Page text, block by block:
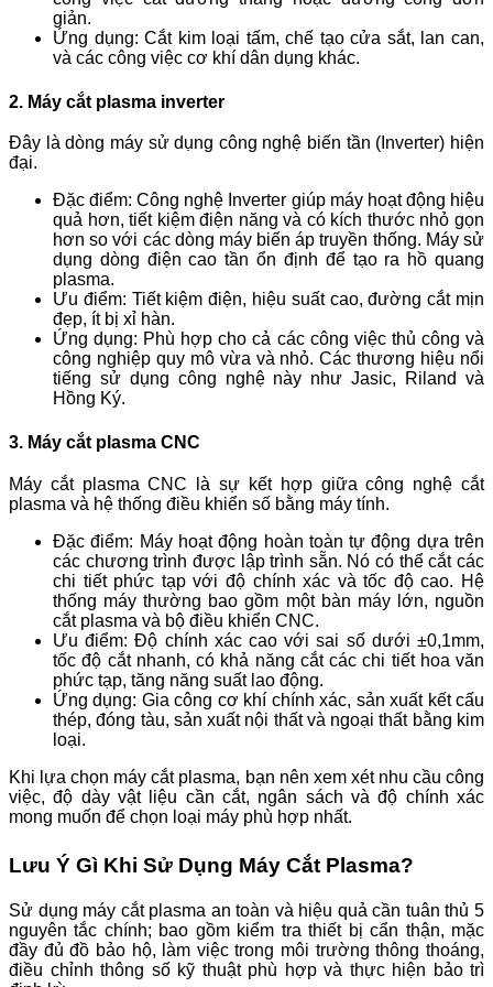
giản.
Ứng dụng: Cắt kim loại tấm, chế tạo cửa sắt, lan can,
và các công việc cơ khí dân dụng khác.
2. Máy cắt plasma inverter
Đây là dòng máy sử dụng công nghệ biến tần (Inverter) hiện
đại.
Đặc điểm: Công nghệ Inverter giúp máy hoạt động hiệu
quả hơn, tiết kiệm điện năng và có kích thước nhỏ gọn
hơn so với các dòng máy biến áp truyền thống. Máy sử
dụng dòng điện cao tần ổn định để tạo ra hồ quang
plasma.
Ưu điểm: Tiết kiệm điện, hiệu suất cao, đường cắt mịn
đẹp, ít bị xỉ hàn.
Ứng dụng: Phù hợp cho cả các công việc thủ công và
công nghiệp quy mô vừa và nhỏ. Các thương hiệu nổi
tiếng sử dụng công nghệ này như Jasic, Riland và
Hồng Ký.
3. Máy cắt plasma CNC
Máy cắt plasma CNC là sự kết hợp giữa công nghệ cắt
plasma và hệ thống điều khiển số bằng máy tính.
Đặc điểm: Máy hoạt động hoàn toàn tự động dựa trên
các chương trình được lập trình sẵn. Nó có thể cắt các
chi tiết phức tạp với độ chính xác và tốc độ cao. Hệ
thống máy thường bao gồm một bàn máy lớn, nguồn
cắt plasma và bộ điều khiển CNC.
Ưu điểm: Độ chính xác cao với sai số dưới ±0,1mm,
tốc độ cắt nhanh, có khả năng cắt các chi tiết hoa văn
phức tạp, tăng năng suất lao động.
Ứng dụng: Gia công cơ khí chính xác, sản xuất kết cấu
thép, đóng tàu, sản xuất nội thất và ngoại thất bằng kim
loại.
Khi lựa chọn máy cắt plasma, bạn nên xem xét nhu cầu công
việc, độ dày vật liệu cần cắt, ngân sách và độ chính xác
mong muốn để chọn loại máy phù hợp nhất.
Lưu Ý Gì Khi Sử Dụng Máy Cắt Plasma?
Sử dụng máy cắt plasma an toàn và hiệu quả cần tuân thủ 5
nguyên tắc chính; bao gồm kiểm tra thiết bị cẩn thận, mặc
đầy đủ đồ bảo hộ, làm việc trong môi trường thông thoáng,
điều chỉnh thông số kỹ thuật phù hợp và thực hiện bảo trì